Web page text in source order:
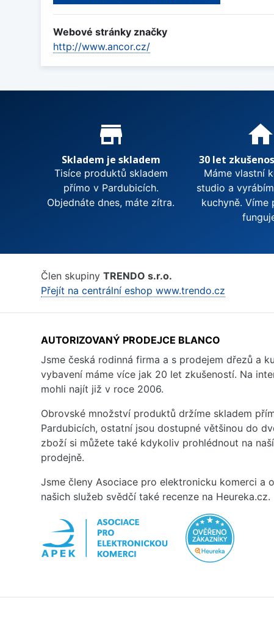
Webové stránky značky
http://www.ancor.cz/
Proč nakupovat u nás?
store_mall_directory
Skladem je skladem
Tisíce produktů skladem
přímo v Pardubicích.
Objednáte dnes, máte zítra.
home
30 let
Máme vlastní
studio a
kuchyně. Víme
Člen skupiny TRENDO s.r.o.
Přejít na centrální eshop www.trendo.cz
AUTORIZOVANÝ PRODEJCE BLANCO
Jsme česká rodinná firma a s prodejem dřezů a
vybavení máme více jak 20 let zkušeností. Na
mohli najít již v roce 2006.
Obrovské množství produktů držíme skladem
Pardubicích, ostatní jsou dostupné většinou do
zboží si můžete také kdykoliv prohlédnout na
prodejně.
Jsme členy Asociace pro elektronicku komerci a
našich služeb svědčí také recenze na Heureka.cz.